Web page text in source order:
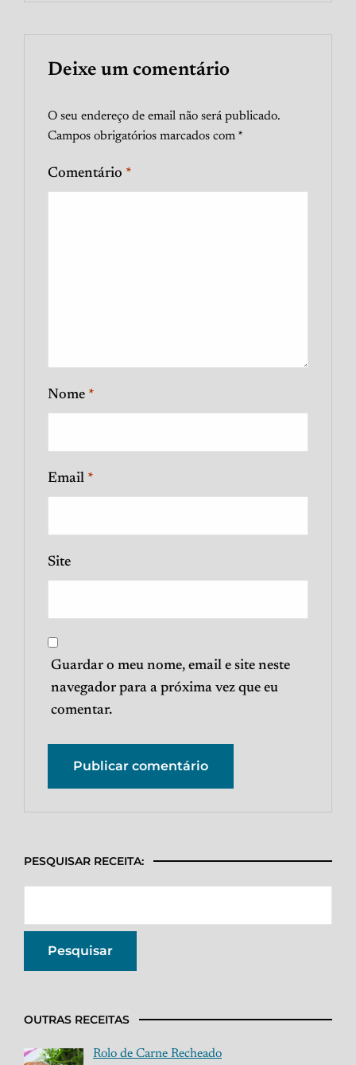
Deixe um comentário
O seu endereço de email não será publicado.
Campos obrigatórios marcados com *
Comentário *
Nome *
Email *
Site
Guardar o meu nome, email e site neste
navegador para a próxima vez que eu
comentar.
PESQUISAR RECEITA:
OUTRAS RECEITAS
Rolo de Carne Recheado